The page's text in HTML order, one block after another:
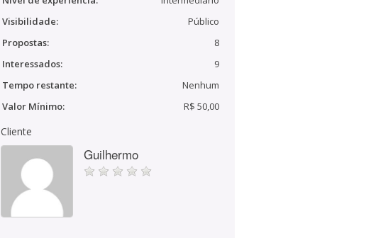
Visibilidade:
Público
Propostas:
8
Interessados:
9
Tempo restante:
Nenhum
Valor Mínimo:
R$ 50,00
Cliente
Guilhermo